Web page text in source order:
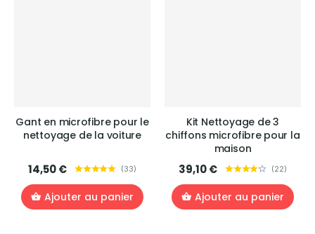
Gant en microfibre pour le
nettoyage de la voiture
14,50 € (33)
Ajouter au panier
Kit Nettoyage de 3
chiffons microfibre pour la
maison
39,10 € (22)
Ajouter au panier